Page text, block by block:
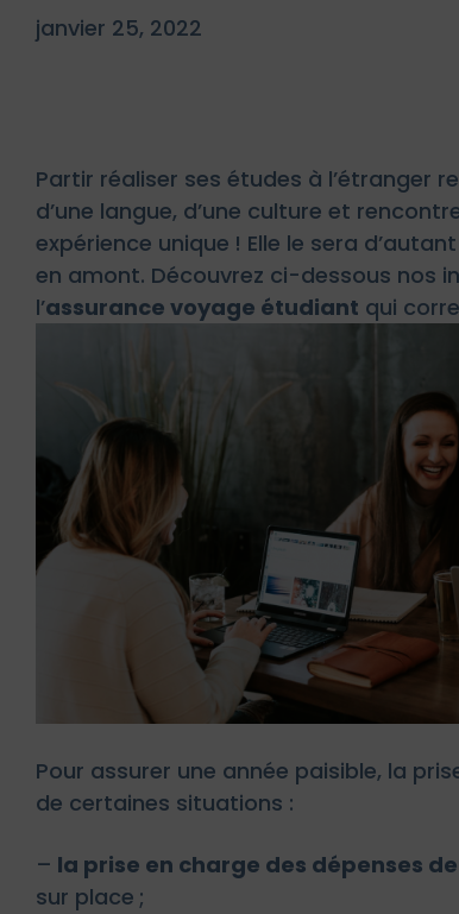
janvier 25, 2022
Partir réaliser ses études à l’étranger
d’une langue, d’une culture et
expérience unique ! Elle le sera
en amont. Découvrez ci-dessous nos
l’assurance voyage étudiant qui
Pour assurer une année paisible, la
de certaines situations :
– la prise en charge des dépenses
sur place ;